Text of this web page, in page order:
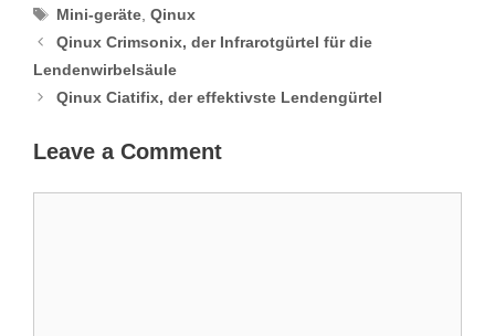
Tags
Mini-geräte ,Qinux
Qinux Crimsonix, der Infrarotgürtel für die
Lendenwirbelsäule
Qinux Ciatifix, der effektivste Lendengürtel
Leave a Comment